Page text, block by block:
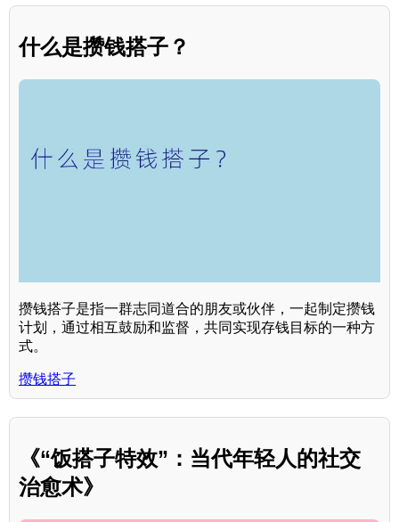
什么是攒钱搭子？
攒钱搭子是指一群志同道合的朋友或伙伴，一起制定攒钱
计划，通过相互鼓励和监督，共同实现存钱目标的一种方
式。
攒钱搭子
《“饭搭子特效”：当代年轻人的社交
治愈术》